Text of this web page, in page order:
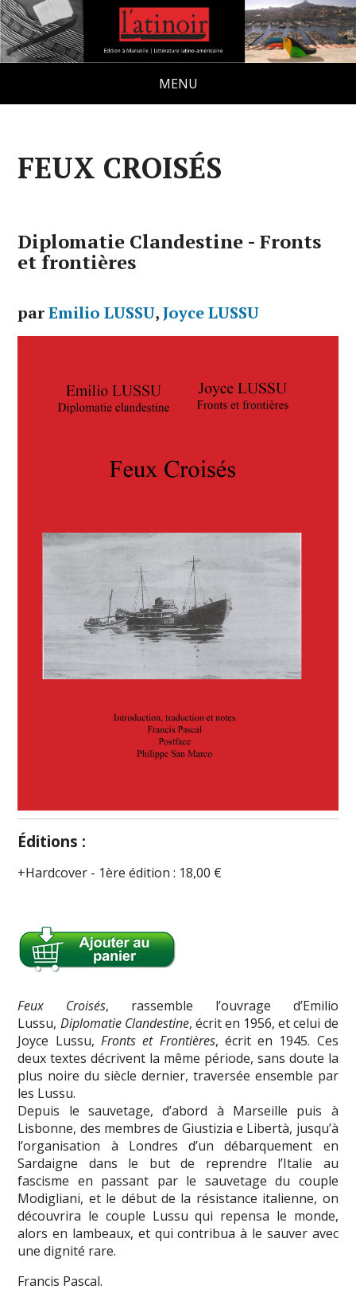
MENU
FEUX CROISÉS
Diplomatie Clandestine - Fronts
et frontières
parEmilio LUSSU,Joyce LUSSU
Éditions :
Hardcover - 1ère édition : 18,00 €
Feux Croisés, rassemble l’ouvrage d’Emilio
Lussu, Diplomatie Clandestine, écrit en 1956, et celui de
Joyce Lussu, Fronts et Frontières, écrit en 1945. Ces
deux textes décrivent la même période, sans doute la
plus noire du siècle dernier, traversée ensemble par
les Lussu.
Depuis le sauvetage, d’abord à Marseille puis à
Lisbonne, des membres de Giustizia e Libertà, jusqu’à
l’organisation à Londres d’un débarquement en
Sardaigne dans le but de reprendre l’Italie au
fascisme en passant par le sauvetage du couple
Modigliani, et le début de la résistance italienne, on
découvrira le couple Lussu qui repensa le monde,
alors en lambeaux, et qui contribua à le sauver avec
une dignité rare.
Francis Pascal.